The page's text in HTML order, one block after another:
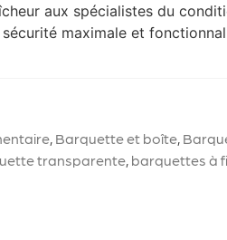
aux spécialistes du
maximale et
, Barquette et boîte,
transparente, barquettes à